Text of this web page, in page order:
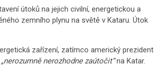
útoků na jejich civilní, energetickou a
zemního plynu na světě v Kataru. Útok
zařízení, zatímco americký prezident
„nerozumně nerozhodne zaútočit“na Katar.